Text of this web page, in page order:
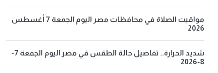
مواقيت الصلاة في محافظات مصر اليوم الجمعة 7 أغسطس
2026
شديد الحرارة.. تفاصيل حالة الطقس في مصر اليوم الجمعة 7-
8-2026